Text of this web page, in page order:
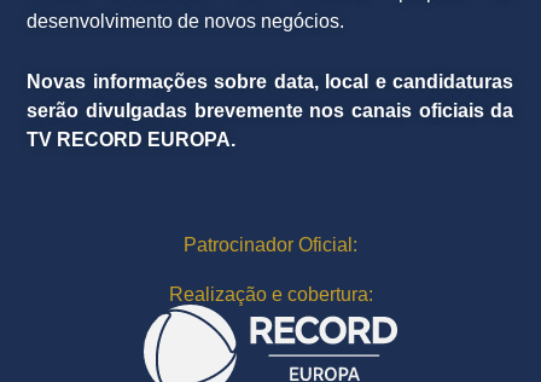
desenvolvimento de novos negócios.
Novas informações sobre data, local e candidaturas
serão divulgadas brevemente nos canais oficiais da
TV RECORD EUROPA.
Patrocinador Oficial:
Realização e cobertura: